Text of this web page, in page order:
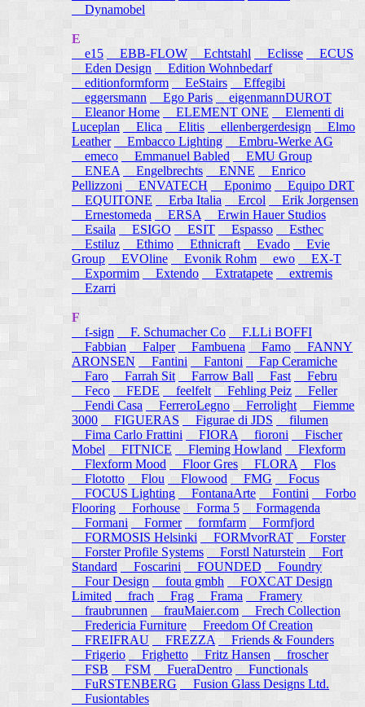
Dynamobel
E
e15 EBB-FLOW Echtstahl Eclisse
ECUS
Eden Design
Edition Wohnbedarf
editionformform
EeStairs
Effegibi
eggersmann
Ego Paris
eigenmannDUROT
Eleanor Home
ELEMENT ONE
Elementi di
Luceplan
Elica Elitis ellenbergerdesign
Elmo
Leather
Embacco Lighting
Embru-Werke AG
emeco
Emmanuel Babled
EMU Group
ENEA
Engelbrechts ENNE
Enrico
Pellizzoni ENVATECH Eponimo
Equipo DRT
EQUITONE
Erba Italia Ercol
Erik Jorgensen
Ernestomeda
ERSA
Erwin Hauer Studios
Esaila
ESIGO ESIT Espasso
Esthec
Estiluz
Ethimo Ethnicraft Evado
Evie
Group
EVOline Evonik Rohm ewo
EX-T
Expormim
Extendo Extratapete
extremis
Ezarri
F
f-sign
F. Schumacher Co
F.LLi BOFFI
Fabbian
Falper Fambuena Famo
FANNY
ARONSEN
Fantini Fantoni
Fap Ceramiche
Faro
Farrah Sit Farrow Ball Fast
Febru
Feco
FEDE feelfelt Fehling Peiz
Feller
Fendi Casa
FerreroLegno Ferrolight
Fiemme
3000
FIGUERAS Figurae di JDS
filumen
Fima Carlo Frattini
FIORA fioroni
Fischer
Mobel
FITNICE Fleming Howland
Flexform
Flexform Mood
Floor Gres FLORA
Flos
Flototto
Flou Flowood FMG
Focus
FOCUS Lighting
FontanaArte Fontini
Forbo
Flooring
Forhouse Forma 5
Formagenda
Formani
Former formfarm
Formfjord
FORMOSIS Helsinki
FORMvorRAT
Forster
Forster Profile Systems
Forstl Naturstein
Fort
Standard
Foscarini FOUNDED
Foundry
Four Design
fouta gmbh
FOXCAT Design
Limited
frach Frag Frama
Framery
fraubrunnen
frauMaier.com
Frech Collection
Fredericia Furniture
Freedom Of Creation
FREIFRAU
FREZZA
Friends & Founders
Frigerio
Frighetto Fritz Hansen
froscher
FSB
FSM FueraDentro
Functionals
FuRSTENBERG
Fusion Glass Designs Ltd.
Fusiontables